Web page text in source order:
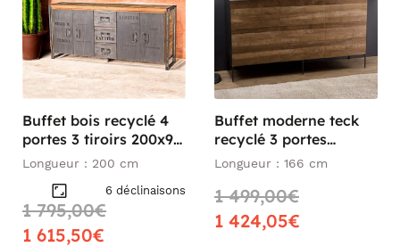
Buffet bois recyclé 4
portes 3 tiroirs 200x90
CARAVELLE
Longueur : 200 cm
6 déclinaisons
1 795,00€
1 615,50€
Buffet moderne teck
recyclé 3 portes
PANAMA
Longueur : 166 cm
1 499,00€
1 424,05€